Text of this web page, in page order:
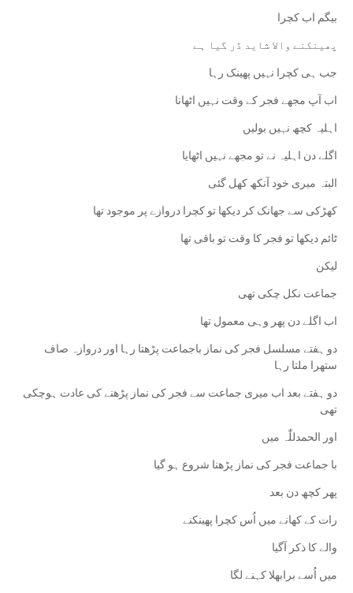
بیگم اب کچرا
‏پھینکنے والا شاید ڈر گیا ہے
جب ہی کچرا نہیں پھینک رہا
اب آپ مجھے فجر کے وقت نہیں اٹھانا
اہلیہ کچھ نہیں بولیں
اگلے دن اہلیہ نے تو مجھے نہیں اٹھایا
البتہ میری خود آنکھ کھل گئی
کھڑکی سے جھانک کر دیکھا تو کچرا دروازے پر موجود تھا
ٹائم دیکھا تو فجر کا وقت تو باقی تھا
لیکن
‏جماعت نکل چکی تھی
اب اگلے دن پھر وہی معمول تھا
دو ہفتے مسلسل فجر کی نماز باجماعت پڑھتا رہا اور دروازہ صاف
ستھرا ملتا رہا
دو ہفتے بعد اب میری جماعت سے فجر کی نماز پڑھنے کی عادت ہوچکی
تھی
اور الحمدللّٰہ میں
با جماعت فجر کی نماز پڑھنا شروع ہو گیا
پھر کچھ دن بعد
‏رات کے کھانے میں اُس کچرا پھینکنے
والے کا ذکر آگیا
میں اُسے برابھلا کہنے لگا